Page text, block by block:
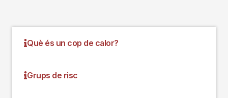
Què és un cop de calor?
Grups de risc